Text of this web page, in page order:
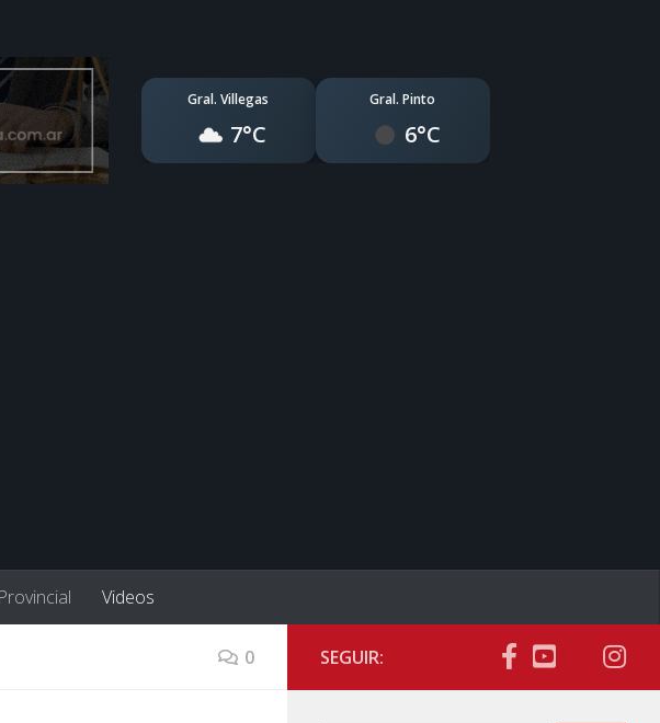
Gral. Villegas
7°C
Gral. Pinto
6°C
Provincial Videos
0 SEGUIR: